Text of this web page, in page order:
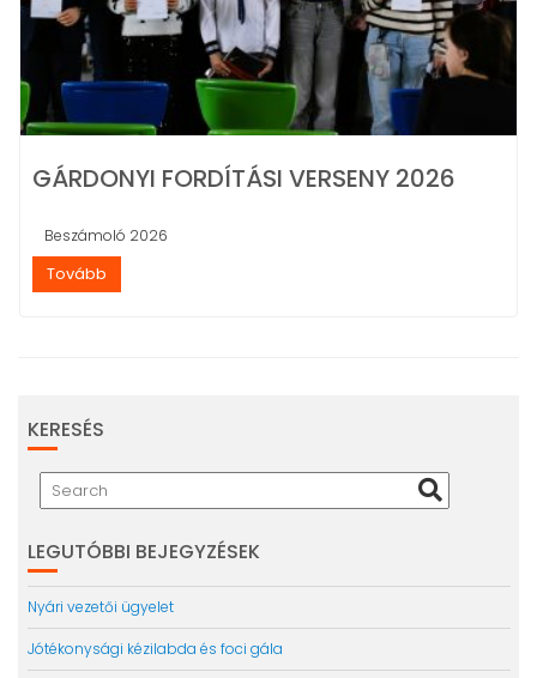
GÁRDONYI FORDÍTÁSI VERSENY 2026
Beszámoló 2026
Tovább
KERESÉS
LEGUTÓBBI BEJEGYZÉSEK
Nyári vezetői ügyelet
Jótékonysági kézilabda és foci gála